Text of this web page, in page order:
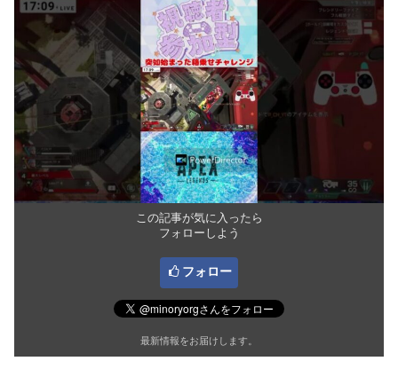
この記事が気に入ったら
フォローしよう
フォロー
最新情報をお届けします。